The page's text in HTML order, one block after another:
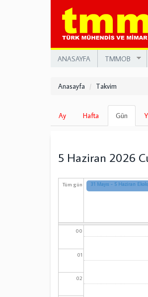
ANASAYFA TMMOB
Anasayfa Takvim
Birincil
sekmeler
Ay Hafta Gün
sekme)
5 Haziran 2026
Tüm gün 31 Mayıs - 5 Haziran
00
01
02